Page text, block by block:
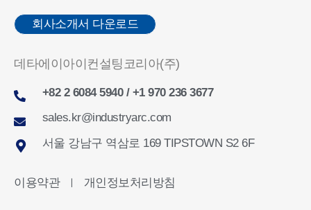
회사소개서 다운로드
데타에이아이컨설팅코리아(주)
+82 2 6084 5940 / +1 970 236 3677
sales.kr@industryarc.com
서울 강남구 역삼로 169 TIPSTOWN S2 6F
이용약관 ㅣ 개인정보처리방침